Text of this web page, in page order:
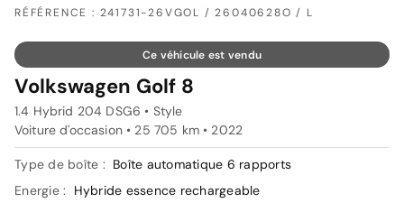
RÉFÉRENCE : 241731-26VGOL / 26040628O / L
Ce véhicule est vendu
Volkswagen Golf 8
1.4 Hybrid 204 DSG6 • Style
Voiture d'occasion • 25 705 km • 2022
Type de boîte : Boîte automatique 6 rapports
Energie :
Hybride essence rechargeable